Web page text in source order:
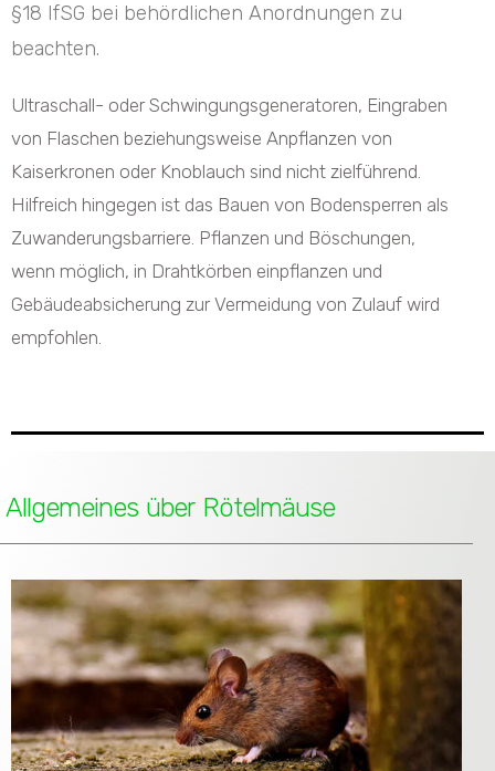
§18 IfSG bei behördlichen Anordnungen zu
beachten.
Ultraschall- oder Schwingungsgeneratoren, Eingraben
von Flaschen beziehungsweise Anpflanzen von
Kaiserkronen oder Knoblauch sind nicht zielführend.
Hilfreich hingegen ist das Bauen von Bodensperren als
Zuwanderungsbarriere. Pflanzen und Böschungen,
wenn möglich, in Drahtkörben einpflanzen und
Gebäudeabsicherung zur Vermeidung von Zulauf wird
empfohlen.
Allgemeines über Rötelmäuse